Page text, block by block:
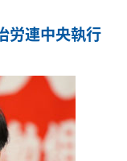
連中央執行